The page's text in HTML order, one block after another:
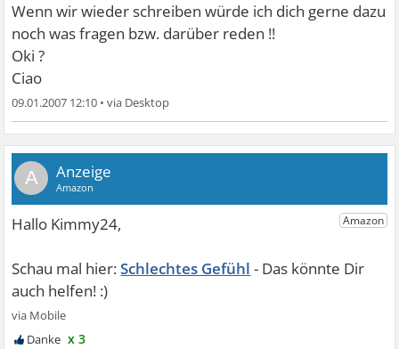
Wenn wir wieder schreiben würde ich dich gerne dazu
noch was fragen bzw. darüber reden !!
Oki ?
Ciao
09.01.2007 12:10 •
A
Schlechtes Gefühl
x 3